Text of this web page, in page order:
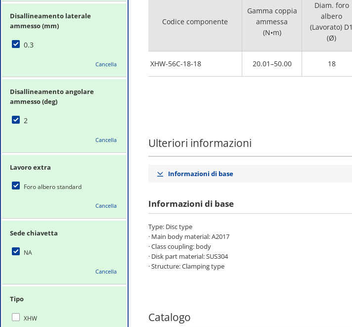
Disallineamento laterale
ammesso (mm)
0.3
Cancella
Disallineamento angolare
ammesso (deg)
2
Cancella
Lavoro extra
Foro albero standard
Cancella
Sede chiavetta
NA
Cancella
Tipo
XHW
Codice componente
XHW-56C-18-18
Gamma coppia
ammessa
(N•m)
Diam. foro
albero
(Lavorato) D1
(Ø)
20.01–50.00 18
Ulteriori informazioni
Informazioni di base
Informazioni di base
Type: Disc type
· Main body material: A2017
· Class coupling: body
· Disk part material: SUS304
· Structure: Clamping type
Catalogo